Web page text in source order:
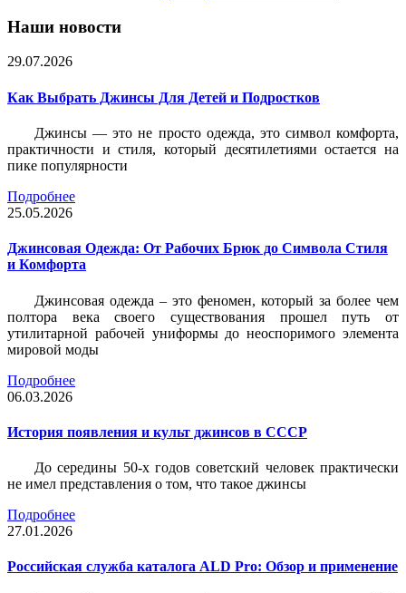
Наши новости
29.07.2026
Как Выбрать Джинсы Для Детей и Подростков
Джинсы — это не просто одежда, это символ комфорта,
практичности и стиля, который десятилетиями остается на
пике популярности
Подробнее
25.05.2026
Джинсовая Одежда: От Рабочих Брюк до Символа Стиля
и Комфорта
Джинсовая одежда – это феномен, который за более чем
полтора века своего существования прошел путь от
утилитарной рабочей униформы до неоспоримого элемента
мировой моды
Подробнее
06.03.2026
История появления и культ джинсов в СССР
До середины 50-х годов советский человек практически
не имел представления о том, что такое джинсы
Подробнее
27.01.2026
Российская служба каталога ALD Pro: Обзор и применение